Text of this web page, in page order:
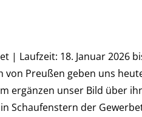
Laufzeit: 18. Januar 2026
Preußen geben uns
ergänzen unser Bild über
Schaufenstern der